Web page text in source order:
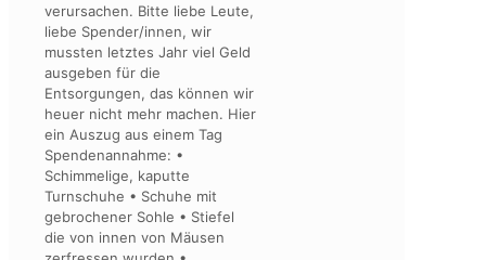
verursachen. Bitte liebe Leute,
liebe Spender/innen, wir
mussten letztes Jahr viel Geld
ausgeben für die
Entsorgungen, das können wir
heuer nicht mehr machen. Hier
ein Auszug aus einem Tag
Spendenannahme: •
Schimmelige, kaputte
Turnschuhe • Schuhe mit
gebrochener Sohle • Stiefel
die von innen von Mäusen